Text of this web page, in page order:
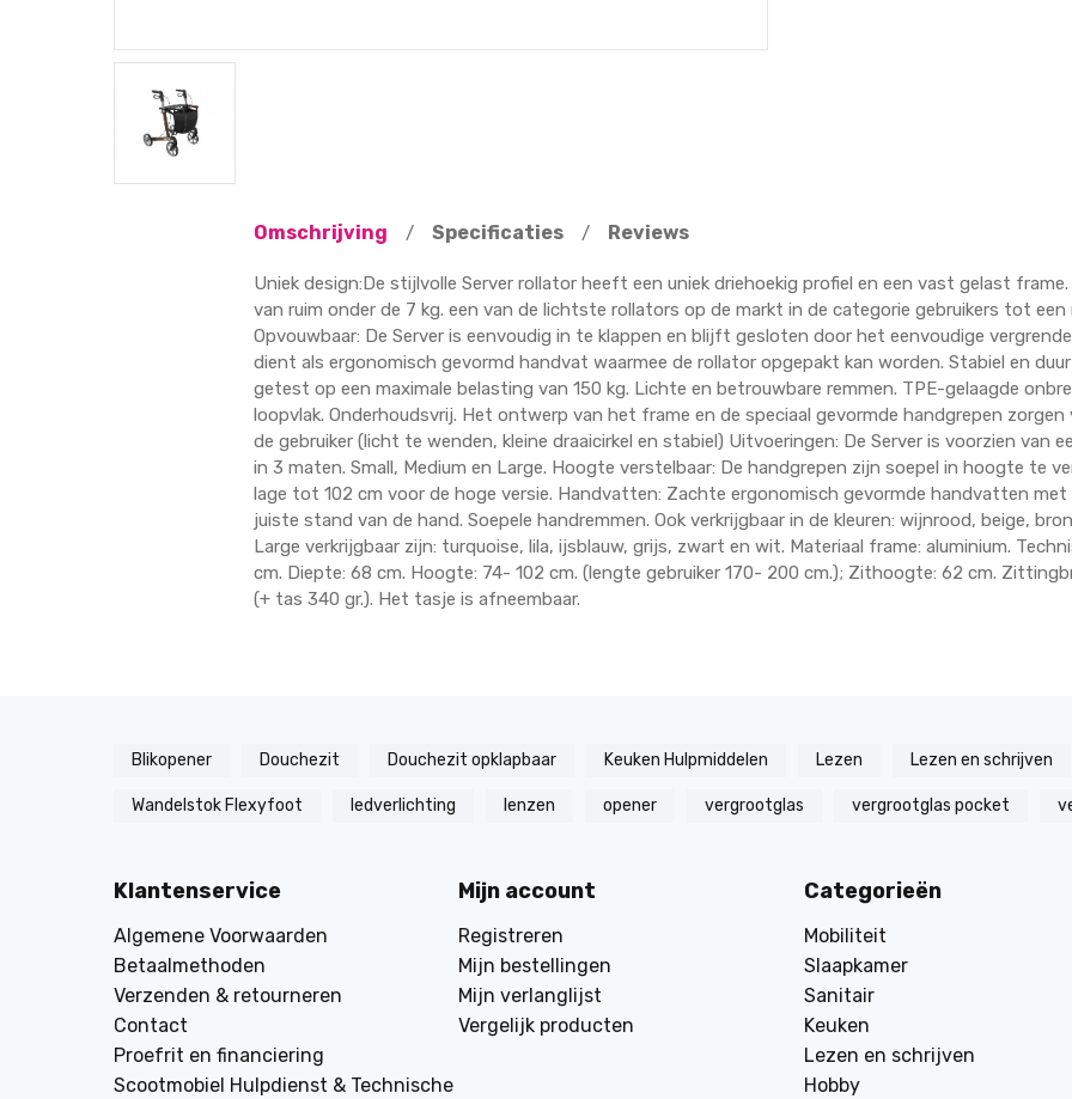
Omschrijving / Specificaties / Reviews
Uniek design:De stijlvolle Server rollator heeft een uniek driehoekig profiel en een vast gelast
van ruim onder de 7 kg. een van de lichtste rollators op de markt in de categorie gebruikers tot een
Opvouwbaar: De Server is eenvoudig in te klappen en blijft gesloten door het eenvoudige
dient als ergonomisch gevormd handvat waarmee de rollator opgepakt kan worden. Stabiel en
getest op een maximale belasting van 150 kg. Lichte en betrouwbare remmen. TPE-gelaagde
loopvlak. Onderhoudsvrij. Het ontwerp van het frame en de speciaal gevormde handgrepen
de gebruiker (licht te wenden, kleine draaicirkel en stabiel) Uitvoeringen: De Server is voorzien van
in 3 maten. Small, Medium en Large. Hoogte verstelbaar: De handgrepen zijn soepel in hoogte te
lage tot 102 cm voor de hoge versie. Handvatten: Zachte ergonomisch gevormde handvatten
juiste stand van de hand. Soepele handremmen. Ook verkrijgbaar in de kleuren: wijnrood, beige,
Large verkrijgbaar zijn: turquoise, lila, ijsblauw, grijs, zwart en wit. Materiaal frame: aluminium.
cm. Diepte: 68 cm. Hoogte: 74- 102 cm. (lengte gebruiker 170- 200 cm.); Zithoogte: 62 cm.
(+ tas 340 gr.). Het tasje is afneembaar.
Blikopener Douchezit Douchezit opklapbaar Keuken Hulpmiddelen Lezen Lezen en schrijven
Wandelstok Flexyfoot ledverlichting lenzen opener vergrootglas vergrootglas pocket
Klantenservice
Algemene Voorwaarden
Betaalmethoden
Verzenden & retourneren
Contact
Proefrit en financiering
Scootmobiel Hulpdienst & Technische
Mijn account
Registreren
Mijn bestellingen
Mijn verlanglijst
Vergelijk producten
Categorieën
Mobiliteit
Slaapkamer
Sanitair
Keuken
Lezen en schrijven
Hobby